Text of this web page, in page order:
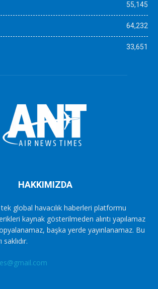
55,145
64,232
33,651
HAKKIMIZDA
global havacılık haberleri platformu
kaynak gösterilmeden alıntı yapılamaz
başka yerde yayınlanamaz. Bu